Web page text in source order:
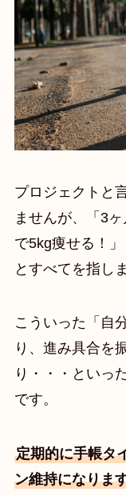
プロジェクトと
ませんが、「3
で5kg痩せる！
とすべてを指し
こういった「自
り、進み具合を
り・・・といっ
です。
定期的に手帳タ
ン維持になりま